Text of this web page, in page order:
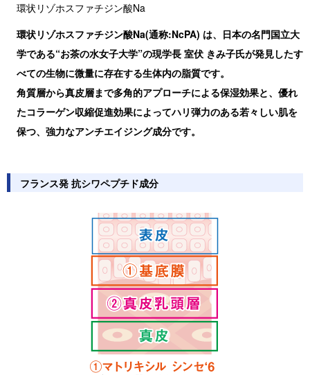
環状リゾホスファチジン酸Na
環状リゾホスファチジン酸Na(通称:NcPA) は、日本の名門国立大
学である“お茶の水女子大学”の現学長 室伏 きみ子氏が発見したす
べての生物に微量に存在する生体内の脂質です。
角質層から真皮層まで多角的アプローチによる保湿効果と、優れ
たコラーゲン収縮促進効果によってハリ弾力のある若々しい肌を
保つ、強力なアンチエイジング成分です。
フランス発 抗シワペプチド成分